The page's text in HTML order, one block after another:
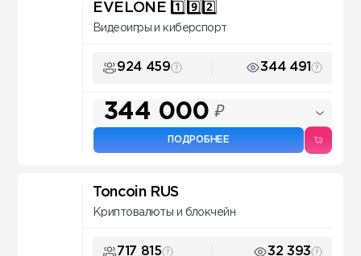
EVELONE 1️⃣9️⃣2️⃣
Видеоигры и киберспорт
924 459 344 491
344 000 ₽
ПОДРОБНЕЕ
Toncoin RUS
Криптовалюты и блокчейн
717 815 32 393